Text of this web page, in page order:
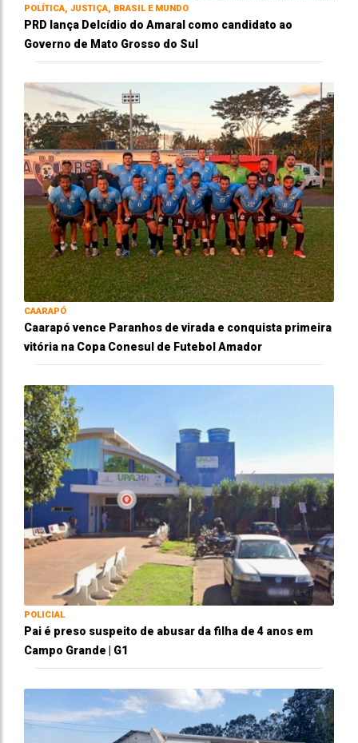
POLÍTICA, JUSTIÇA, BRASIL E MUNDO
PRD lança Delcídio do Amaral como candidato ao
Governo de Mato Grosso do Sul
CAARAPÓ
Caarapó vence Paranhos de virada e conquista primeira
vitória na Copa Conesul de Futebol Amador
POLICIAL
Pai é preso suspeito de abusar da filha de 4 anos em
Campo Grande | G1